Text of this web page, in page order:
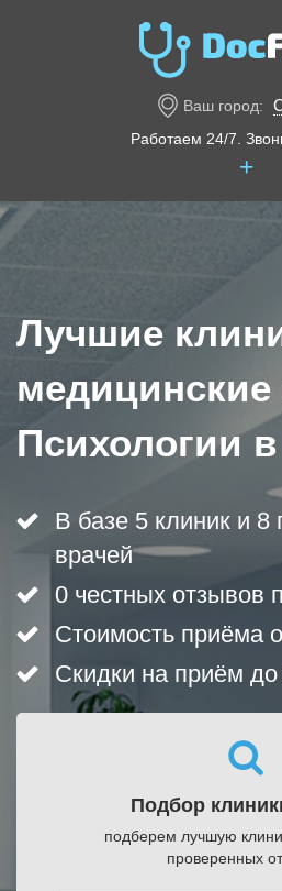
Ваш город:
Работаем 24/7.
+
Лучшие
Психологии
В базе 5 клиник и 8
врачей
0 честных отзывов
Стоимость приёма
Скидки на приём
Подбор
подберем лучшую
проверенных